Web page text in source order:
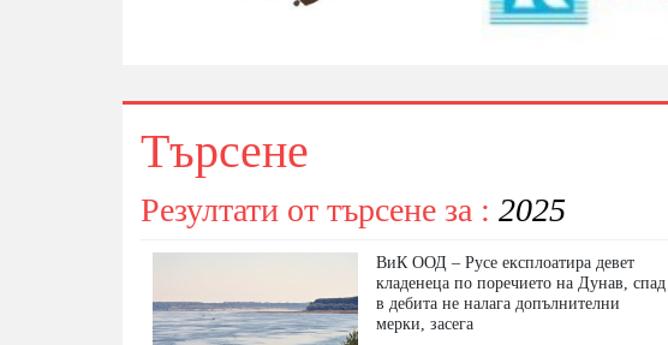
Търсене
Резултати от търсене за : 2025
ВиК ООД – Русе експлоатира девет
кладенеца по поречието на Дунав, спад
в дебита не налага допълнителни
мерки, засега